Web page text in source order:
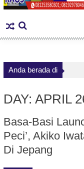
Anda berada di
DAY: APRIL
Basa-Basi
Peci’, Akiko
Di Jepang